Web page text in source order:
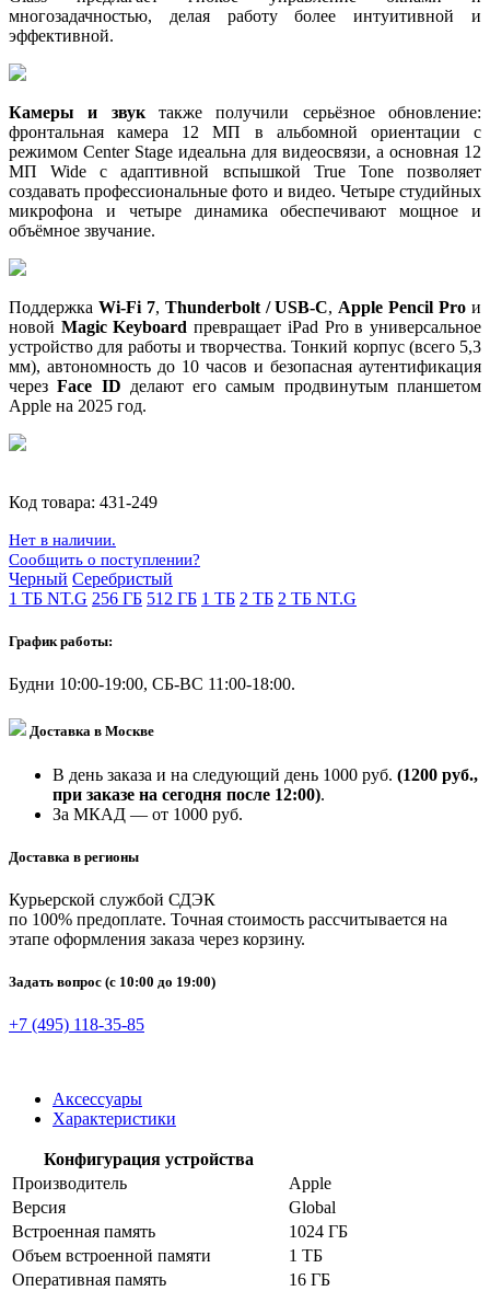
многозадачностью, делая работу более интуитивной и
эффективной.
Камеры и звуктакже получили серьёзное обновление:
фронтальная камера 12 МП в альбомной ориентации с
режимом Center Stage идеальна для видеосвязи, а основная 12
МП Wide с адаптивной вспышкой True Tone позволяет
создавать профессиональные фото и видео. Четыре студийных
микрофона и четыре динамика обеспечивают мощное и
объёмное звучание.
Поддержка Wi-Fi 7, Thunderbolt / USB-C, Apple Pencil Pro и
новой Magic Keyboard превращает iPad Pro в универсальное
устройство для работы и творчества. Тонкий корпус (всего 5,3
мм), автономность до 10 часов и безопасная аутентификация
черезFace ID делают его самым продвинутым планшетом
Apple на 2025 год.
Код товара: 431-249
Нет в наличии.
Сообщить о поступлении?
Черный Серебристый
1 ТБ NT.G 256 ГБ 512 ГБ 1 ТБ 2 ТБ 2 ТБ NT.G
График работы:
Будни 10:00-19:00, СБ-ВС 11:00-18:00.
Доставка в Москве
В день заказа и на следующий день 1000 руб. (1200 руб.,
при заказе на сегодня после 12:00).
За МКАД — от 1000 руб.
Доставка в регионы
Курьерской службой СДЭК
по 100% предоплате. Точная стоимость рассчитывается на
этапе оформления заказа через корзину.
Задать вопрос (с 10:00 до 19:00)
+7 (495) 118-35-85
Аксессуары
Характеристики
Конфигурация устройства
Производитель
Apple
Версия
Global
Встроенная память
1024 ГБ
Объем встроенной памяти
1 ТБ
Оперативная память
16 ГБ